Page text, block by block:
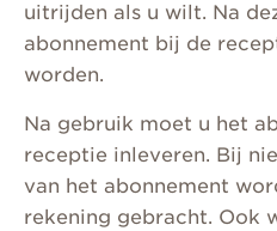
uitrijden als u wilt. Na
abonnement bij de
worden.
Na gebruik moet u het
receptie inleveren. Bij
van het abonnement
rekening gebracht. Ook